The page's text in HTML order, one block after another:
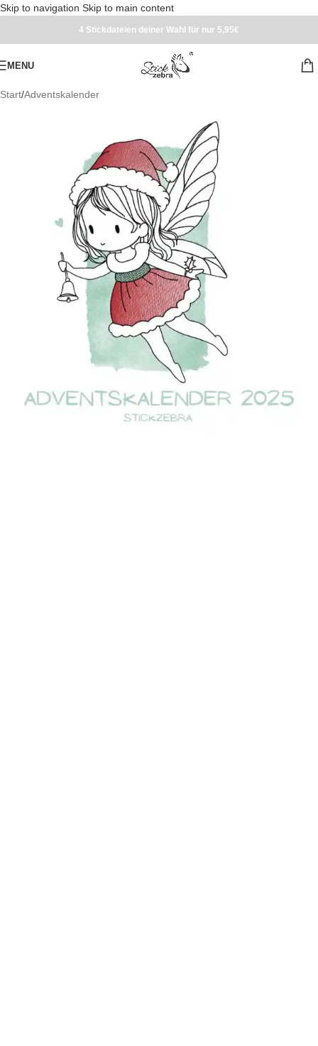
Skip to navigation Skip to main content
4 Stickdateien deiner Wahl für nur 5,95€
MENU
Start/Adventskalender